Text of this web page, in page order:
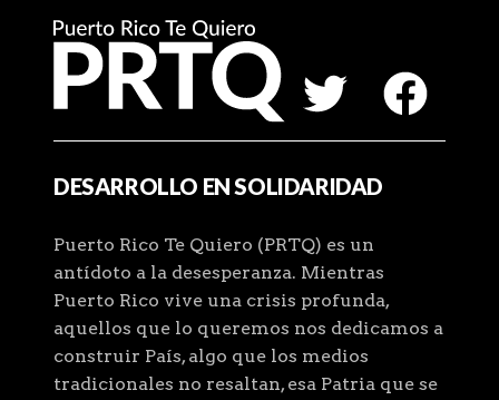
DESARROLLO EN SOLIDARIDAD
Puerto Rico Te Quiero (PRTQ) es un
antídoto a la desesperanza. Mientras
Puerto Rico vive una crisis profunda,
aquellos que lo queremos nos dedicamos a
construir País, algo que los medios
tradicionales no resaltan, esa Patria que se